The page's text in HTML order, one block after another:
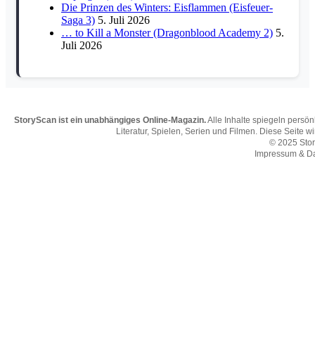
Die Prinzen des Winters: Eisflammen (Eisfeuer-
Saga 3) 5. Juli 2026
… to Kill a Monster (Dragonblood Academy 2) 5.
Juli 2026
StoryScan ist ein unabhängiges Online-Magazin.Alle Inhalte spiegeln
Literatur, Spielen, Serien und Filmen. Diese Seite
© 2025
Impressum &